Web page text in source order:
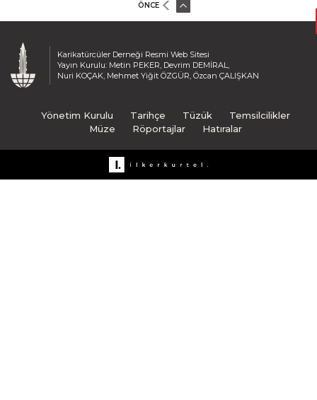
ÖNCE
Karikatürcüler Derneği Resmi Web Sitesi
Yayın Kurulu: Metin PEKER, Devrim DEMİRAL,
Nuri KOÇAK, Mehmet Yiğit ÖZGÜR, Özcan ÇALIŞKAN
Yönetim Kurulu Tarihçe Tüzük
Temsilcilikler
Müze
Röportajlar Hatıralar